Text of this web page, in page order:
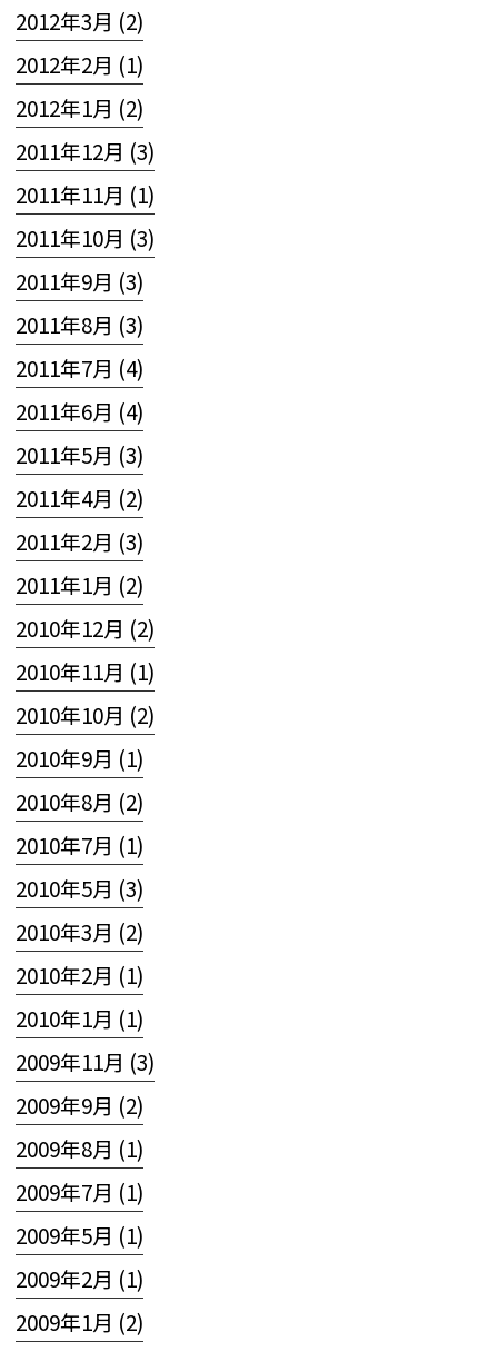
2012年3月 (2)
2012年2月 (1)
2012年1月 (2)
2011年12月 (3)
2011年11月 (1)
2011年10月 (3)
2011年9月 (3)
2011年8月 (3)
2011年7月 (4)
2011年6月 (4)
2011年5月 (3)
2011年4月 (2)
2011年2月 (3)
2011年1月 (2)
2010年12月 (2)
2010年11月 (1)
2010年10月 (2)
2010年9月 (1)
2010年8月 (2)
2010年7月 (1)
2010年5月 (3)
2010年3月 (2)
2010年2月 (1)
2010年1月 (1)
2009年11月 (3)
2009年9月 (2)
2009年8月 (1)
2009年7月 (1)
2009年5月 (1)
2009年2月 (1)
2009年1月 (2)